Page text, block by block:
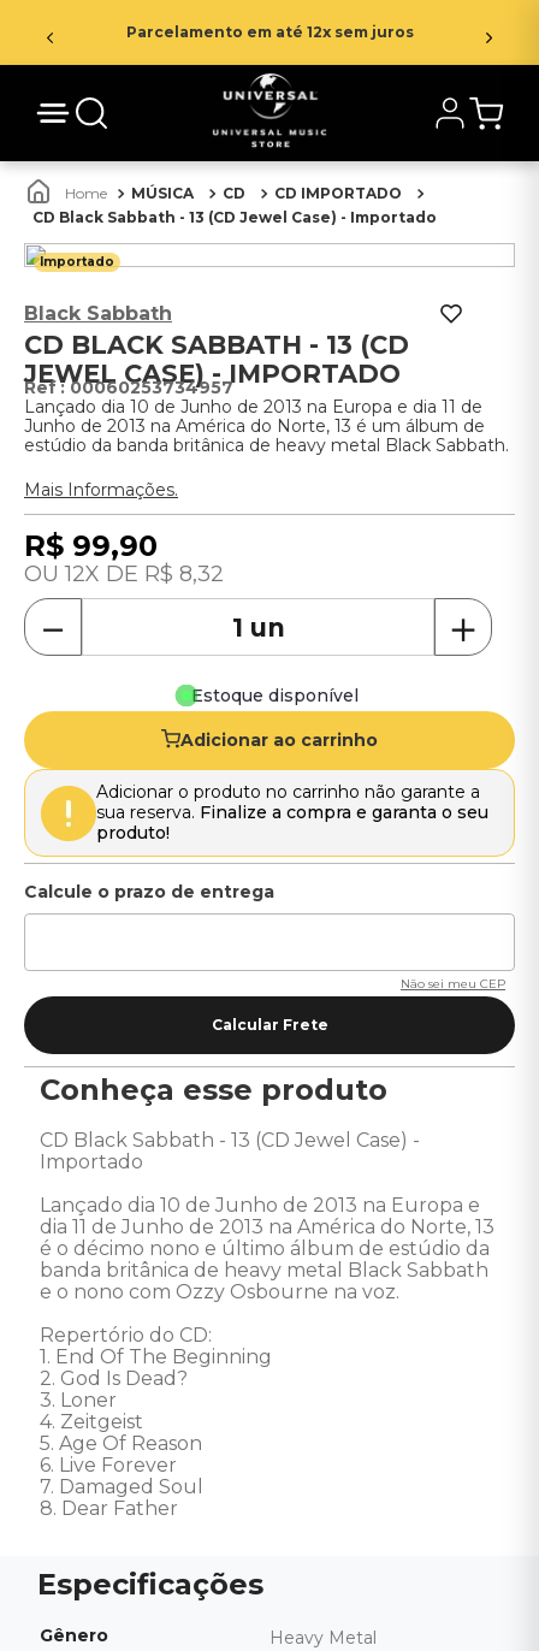
Parcelamento em até 12x sem juros
MÚSICA CD
CD IMPORTADO
CD Black Sabbath - 13 (CD Jewel Case) - Importado
Importado
Black Sabbath
CD BLACK SABBATH - 13 (CD
JEWEL CASE) - IMPORTADO
: 00060253734957
Lançado dia 10 de Junho de 2013 na Europa e dia 11 de
Junho de 2013 na América do Norte, 13 é um álbum de
estúdio da banda britânica de heavy metal Black Sabbath.
Mais Informações.
R$ 99,90
12 R$ 8,32
＋
－
Estoque disponível
Adicionar ao carrinho
Adicionar o produto no carrinho não garante a
sua reserva. Finalize a compra e garanta o seu
produto!
Não sei meu CEP
Conheça esse produto
CD Black Sabbath - 13 (CD Jewel Case) -
Importado
Lançado dia 10 de Junho de 2013 na Europa e
dia 11 de Junho de 2013 na América do Norte, 13
é o décimo nono e último álbum de estúdio da
banda britânica de heavy metal Black Sabbath
e o nono com Ozzy Osbourne na voz.
Repertório do CD:
1. End Of The Beginning
2. God Is Dead?
3. Loner
4. Zeitgeist
5. Age Of Reason
6. Live Forever
7. Damaged Soul
8. Dear Father
Gênero Heavy Metal